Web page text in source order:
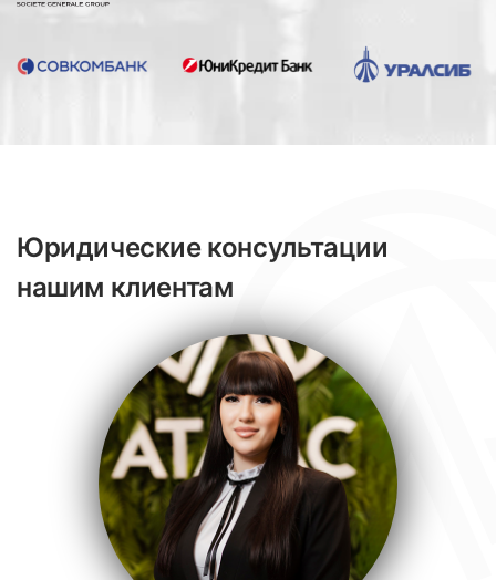
Юридические консультации
нашим клиентам